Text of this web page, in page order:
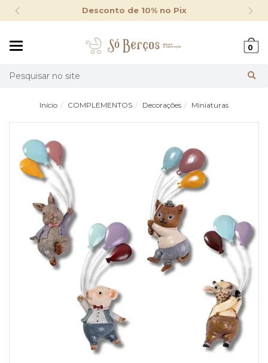
Desconto de 10% no Pix
0
Início COMPLEMENTOS Decorações Miniaturas